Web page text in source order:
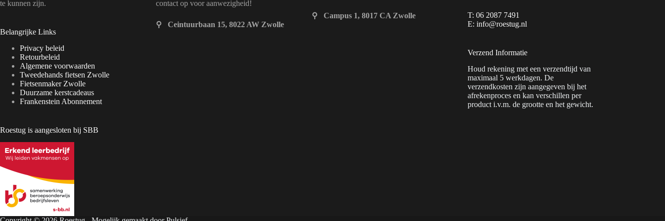
te kunnen zijn.
Belangrijke Links
Privacy beleid
Retourbeleid
Algemene voorwaarden
Tweedehands fietsen Zwolle
Fietsenmaker Zwolle
Duurzame kerstcadeaus
Frankenstein Abonnement
Roestug is aangesloten bij SBB
contact op voor aanwezigheid!
⚲ Ceintuurbaan 15, 8022 AW Zwolle
⚲ Campus 1, 8017 CA Zwolle
T: 06 2087 7491
E: info@roestug.nl
Verzend Informatie
Houd rekening met een verzendtijd van
maximaal 5 werkdagen. De
verzendkosten zijn aangegeven bij het
afrekenproces en kan verschillen per
product i.v.m. de grootte en het gewicht.